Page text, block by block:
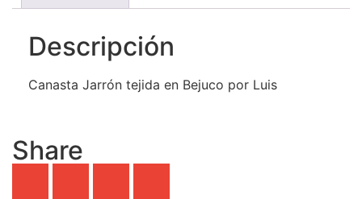
Descripción
Canasta Jarrón tejida en Bejuco por Luis
Share